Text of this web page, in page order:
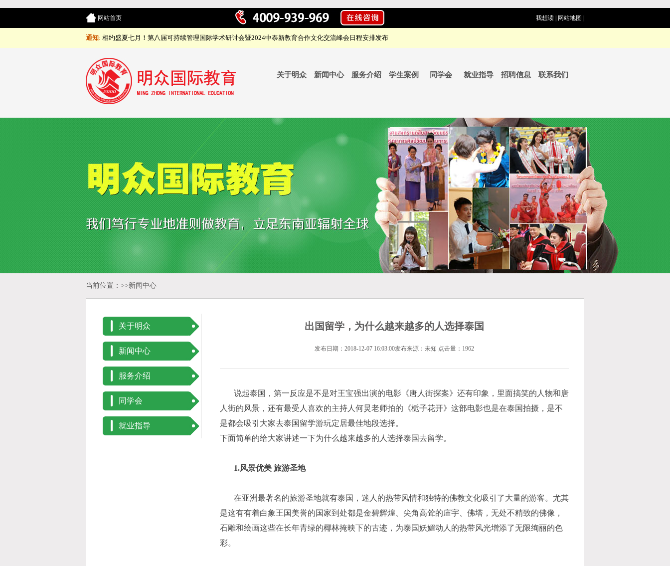
网站首页 我想读 网站地图
通知: 相约盛夏七月！第八届可持续管理国际学术研讨会暨2024中泰新教育合作文化交流峰会日程安排发布
关于明众 新闻中心 服务介绍 学生案例 同学会 就业指导 招聘信息 联系我们
当前位置：>>新闻中心
关于明众
新闻中心
服务介绍
同学会
就业指导
出国留学，为什么越来越多的人选择泰国
发布日期：2018-12-07 16:03:00发布来源：未知 点击量：1962
说起泰国，第一反应是不是对王宝强出演的电影《唐人街探案》还有印象，里面搞笑的人物和唐
人街的风景，还有最受人喜欢的主持人何炅老师拍的《栀子花开》这部电影也是在泰国拍摄，是不
是都会吸引大家去泰国留学游玩定居最佳地段选择。
下面简单的给大家讲述一下为什么越来越多的人选择泰国去留学。
1.风景优美 旅游圣地
在亚洲最著名的旅游圣地就有泰国，迷人的热带风情和独特的佛教文化吸引了大量的游客。尤其
是这有有着白象王国美誉的国家到处都是金碧辉煌、尖角高耸的庙宇、佛塔，无处不精致的佛像，
石雕和绘画这些在长年青绿的椰林掩映下的古迹，为泰国妖媚动人的热带风光增添了无限绚丽的色
彩。